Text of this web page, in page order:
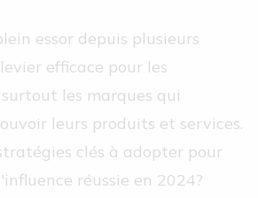
essor depuis plusieurs
efficace pour les
les marques qui
leurs produits et services.
clés à adopter pour
réussie en 2024?